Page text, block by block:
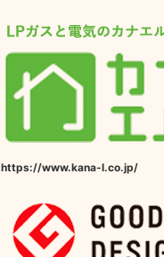
https://www.kana-l.co.jp/